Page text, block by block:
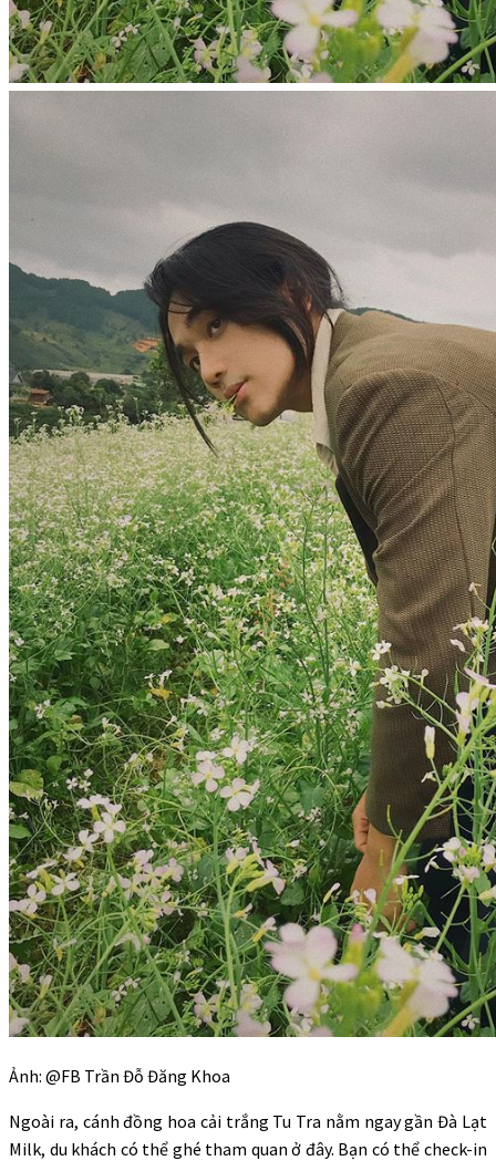
Ảnh: @FB Trần Đỗ Đăng Khoa
Ngoài ra, cánh đồng hoa cải trắng Tu Tra nằm ngay gần Đà Lạt
Milk, du khách có thể ghé tham quan ở đây. Bạn có thể check-in